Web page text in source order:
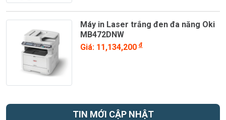
Máy in Laser trắng đen đa năng Oki
MB472DNW
Giá: 11,134,200đ
TIN MỚI CẬP NHẬT